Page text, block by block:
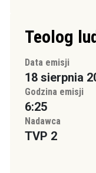
Teolog
Data emisji
18 sierpnia
Godzina emisji
6:25
Nadawca
TVP 2